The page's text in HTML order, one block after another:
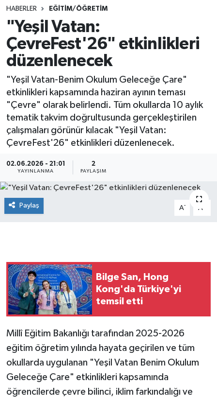
HABERLER EĞİTİM/ÖĞRETİM
"Yeşil Vatan:
ÇevreFest'26" etkinlikleri
düzenlenecek
"Yeşil Vatan-Benim Okulum Geleceğe Çare"
etkinlikleri kapsamında haziran ayının teması
"Çevre" olarak belirlendi. Tüm okullarda 10 aylık
tematik takvim doğrultusunda gerçekleştirilen
çalışmaları görünür kılacak "Yeşil Vatan:
ÇevreFest'26" etkinlikleri düzenlenecek.
02.06.2026 - 21:01
YAYINLANMA
2
PAYLAŞIM
Paylaş A- A
Bilge San, Hong
Kong'da Türkiye'yi
temsil etti
Millî Eğitim Bakanlığı tarafından 2025-2026
eğitim öğretim yılında hayata geçirilen ve tüm
okullarda uygulanan "Yeşil Vatan Benim Okulum
Geleceğe Çare" etkinlikleri kapsamında
öğrencilerde çevre bilinci, iklim farkındalığı ve
YARIŞMA/ETKİNLİKLER
ANKET
MEVZUAT/KARARLAR